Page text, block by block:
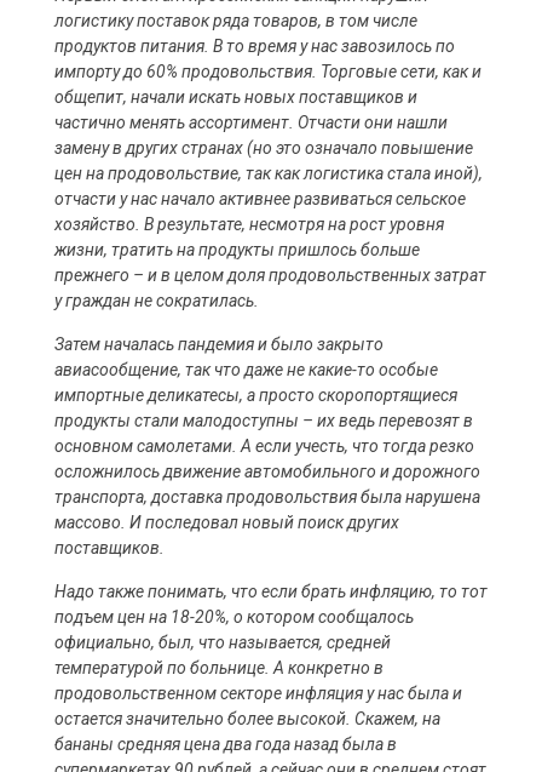
логистику поставок ряда товаров, в том числе
продуктов питания. В то время у нас завозилось по
импорту до 60% продовольствия. Торговые сети, как и
общепит, начали искать новых поставщиков и
частично менять ассортимент. Отчасти они нашли
замену в других странах (но это означало повышение
цен на продовольствие, так как логистика стала иной),
отчасти у нас начало активнее развиваться сельское
хозяйство. В результате, несмотря на рост уровня
жизни, тратить на продукты пришлось больше
прежнего – и в целом доля продовольственных затрат
у граждан не сократилась.
Затем началась пандемия и было закрыто
авиасообщение, так что даже не какие-то особые
импортные деликатесы, а просто скоропортящиеся
продукты стали малодоступны – их ведь перевозят в
основном самолетами. А если учесть, что тогда резко
осложнилось движение автомобильного и дорожного
транспорта, доставка продовольствия была нарушена
массово. И последовал новый поиск других
поставщиков.
Надо также понимать, что если брать инфляцию, то тот
подъем цен на 18-20%, о котором сообщалось
официально, был, что называется, средней
температурой по больнице. А конкретно в
продовольственном секторе инфляция у нас была и
остается значительно более высокой. Скажем, на
бананы средняя цена два года назад была в